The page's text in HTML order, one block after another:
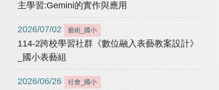
主學習:Gemini的實作與應用
2026/07/02 藝術_國小
114-2跨校學習社群《數位融入表藝教案設計》
_國小表藝組
2026/06/26 社會_國小